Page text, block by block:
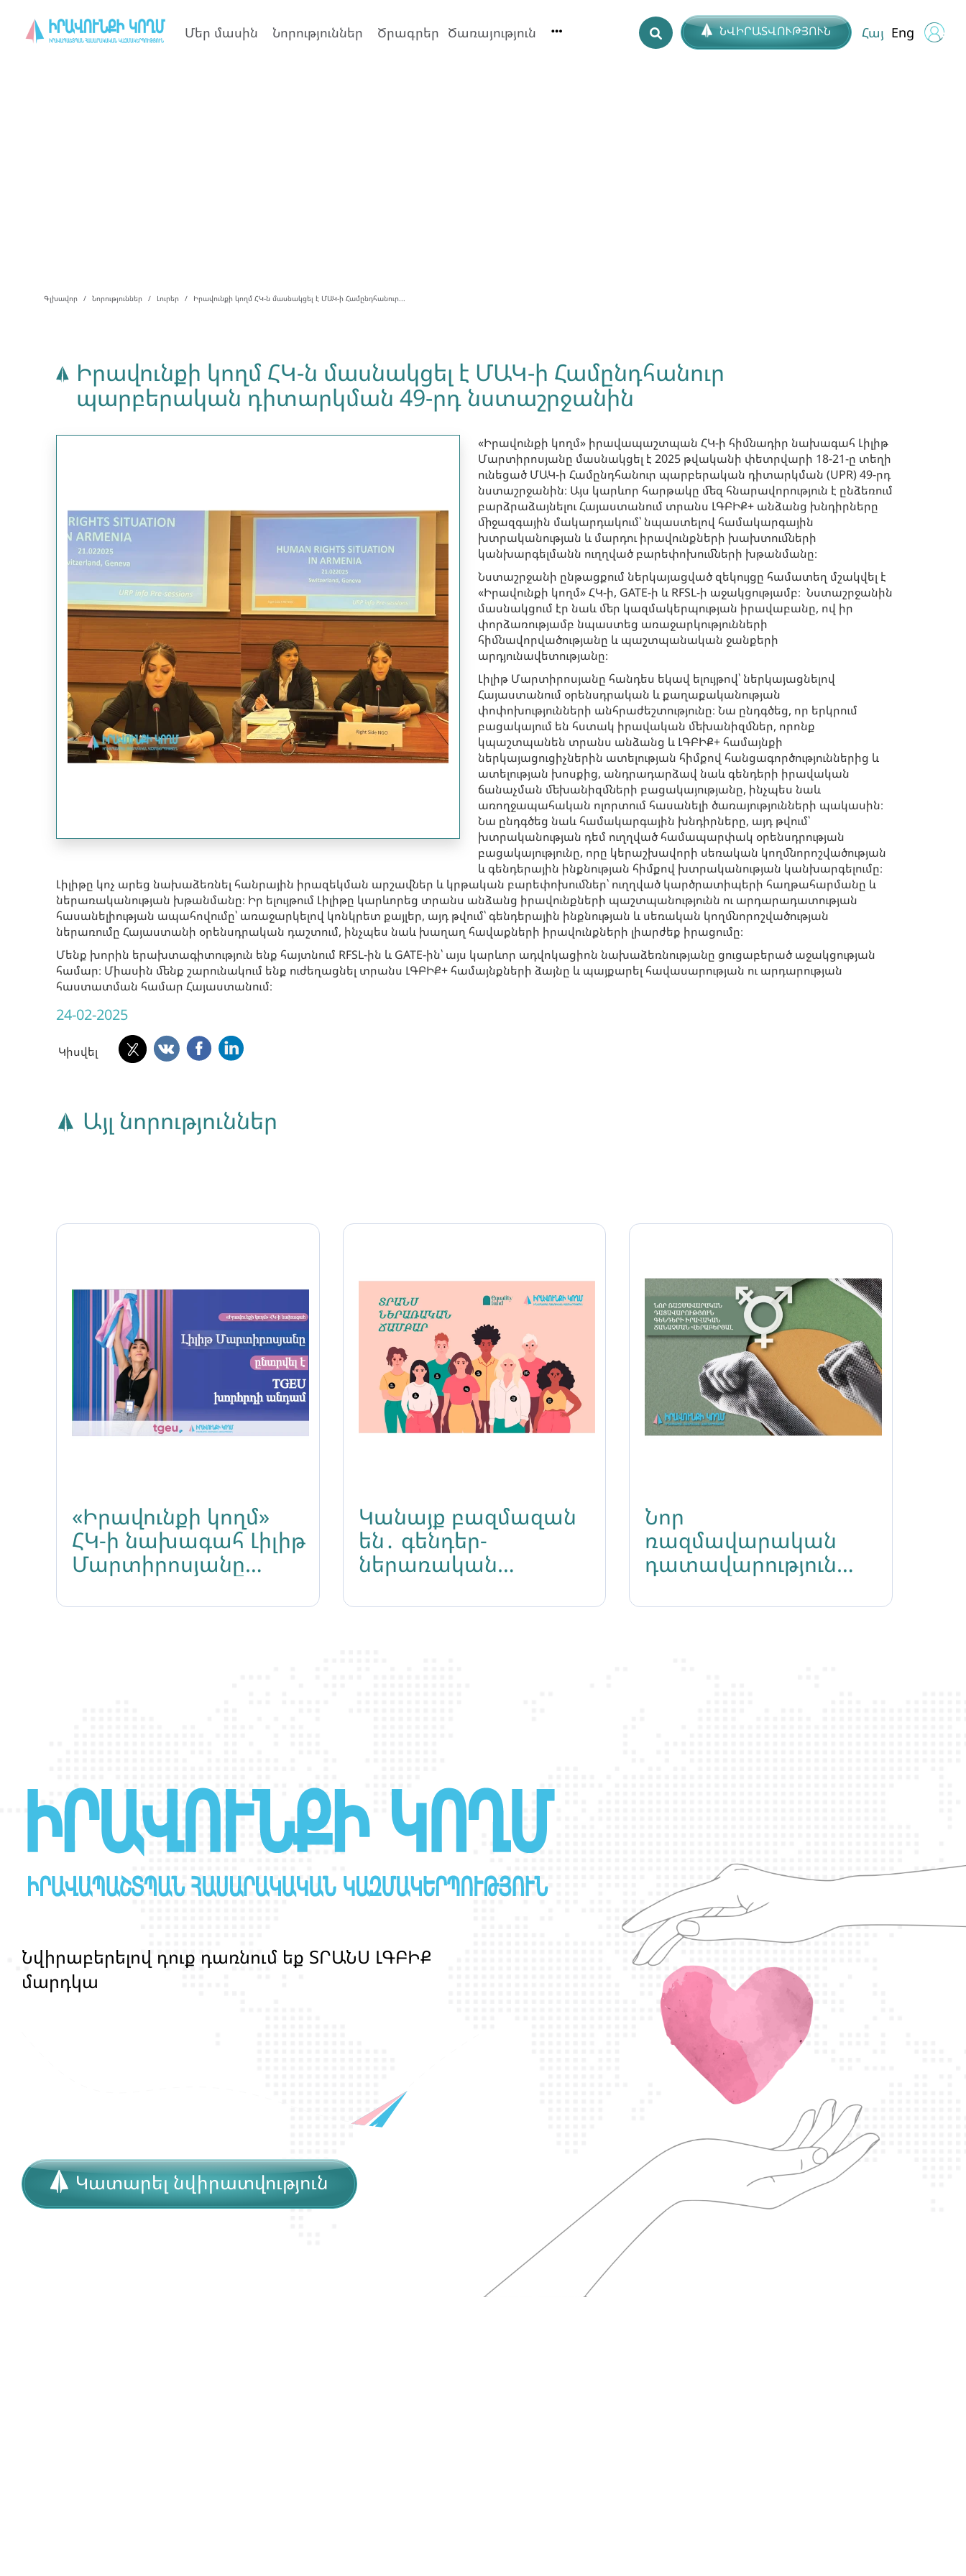
Մեր մասին Նորություններ Ծրագրեր Ծառայություն ՆՎԻՐԱՏՎՈՒԹՅՈՒՆ Հայ Eng
Գլխավոր Նորություններ Լուրեր Իրավունքի կողմ ՀԿ-ն մասնակցել է ՄԱԿ-ի Համընդհանուր...
Իրավունքի կողմ ՀԿ-ն մասնակցել է ՄԱԿ-ի Համընդհանուր
պարբերական դիտարկման 49-րդ նստաշրջանին
«Իրավունքի կողմ» իրավապաշտպան ՀԿ-ի հիմնադիր նախագահ Լիլիթ
Մարտիրոսյանը մասնակցել է 2025 թվականի փետրվարի 18-21-ը տեղի
ունեցած ՄԱԿ-ի Համընդհանուր պարբերական դիտարկման (UPR) 49-րդ
նստաշրջանին։ Այս կարևոր հարթակը մեզ հնարավորություն է ընձեռում
բարձրաձայնելու Հայաստանում տրանս ԼԳԲԻՔ+ անձանց խնդիրները
միջազգային մակարդակում՝ նպաստելով համակարգային
խտրականության և մարդու իրավունքների խախտումների
կանխարգելմանն ուղղված բարեփոխումների խթանմանը։
Նստաշրջանի ընթացքում ներկայացված զեկույցը համատեղ մշակվել է
«Իրավունքի կողմ» ՀԿ-ի, GATE-ի և RFSL-ի աջակցությամբ։ Նստաշրջանին
մասնակցում էր նաև մեր կազմակերպության իրավաբանը, ով իր
փորձառությամբ նպաստեց առաջարկությունների
հիմնավորվածությանը և պաշտպանական ջանքերի
արդյունավետությանը։
Լիլիթ Մարտիրոսյանը հանդես եկավ ելույթով՝ ներկայացնելով
Հայաստանում օրենսդրական և քաղաքականության
փոփոխությունների անհրաժեշտությունը։ Նա ընդգծեց, որ երկրում
բացակայում են հստակ իրավական մեխանիզմներ, որոնք
կպաշտպանեն տրանս անձանց և ԼԳԲԻՔ+ համայնքի
ներկայացուցիչներին ատելության հիմքով հանցագործություններից և
ատելության խոսքից, անդրադարձավ նաև գենդերի իրավական
ճանաչման մեխանիզմների բացակայությանը, ինչպես նաև
առողջապահական ոլորտում հասանելի ծառայությունների պակասին։
Նա ընդգծեց նաև համակարգային խնդիրները, այդ թվում՝
խտրականության դեմ ուղղված համապարփակ օրենսդրության
բացակայությունը, որը կերաշխավորի սեռական կողմնորոշվածության
և գենդերային ինքնության հիմքով խտրականության կանխարգելումը։
Լիլիթը կոչ արեց նախաձեռնել հանրային իրազեկման արշավներ և կրթական բարեփոխումներ՝ ուղղված կարծրատիպերի հաղթահարմանը և
ներառականության խթանմանը։ Իր ելույթում Լիլիթը կարևորեց տրանս անձանց իրավունքների պաշտպանությունն ու արդարադատության
հասանելիության ապահովումը՝ առաջարկելով կոնկրետ քայլեր, այդ թվում՝ գենդերային ինքնության և սեռական կողմնորոշվածության
ներառումը Հայաստանի օրենսդրական դաշտում, ինչպես նաև խաղաղ հավաքների իրավունքների լիարժեք իրացումը։
Մենք խորին երախտագիտություն ենք հայտնում RFSL-ին և GATE-ին՝ այս կարևոր ադվոկացիոն նախաձեռնությանը ցուցաբերած աջակցության
համար։ Միասին մենք շարունակում ենք ուժեղացնել տրանս ԼԳԲԻՔ+ համայնքների ձայնը և պայքարել հավասարության ու արդարության
հաստատման համար Հայաստանում։
24-02-2025
Կիսվել
Այլ նորություններ
«Իրավունքի կողմ»
ՀԿ-ի նախագահ Լիլիթ
Մարտիրոսյանը
խորհրդի անդամ
Կանայք բազմազան
են․ գենդեր-
ներառական
ին մասնակցության
Նոր
ռազմավարական
դատավարություն
ճանաչման
Նվիրաբերելով դոք դառնոմ եք ՏՐԱՆՍ ԼԳԲԻՔ
մարդկա
Կատարել նվիրատվություն